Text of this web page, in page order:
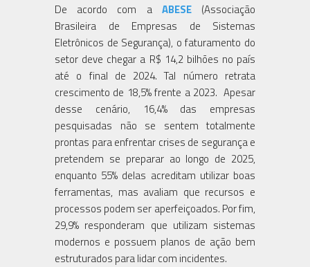
De acordo com a ABESE(Associação
Brasileira de Empresas de Sistemas
Eletrônicos de Segurança), o faturamento do
setor deve chegar a R$ 14,2 bilhões no país
até o final de 2024. Tal número retrata
crescimento de 18,5% frente a 2023. Apesar
desse cenário, 16,4% das empresas
pesquisadas não se sentem totalmente
prontas para enfrentar crises de segurança e
pretendem se preparar ao longo de 2025,
enquanto 55% delas acreditam utilizar boas
ferramentas, mas avaliam que recursos e
processos podem ser aperfeiçoados. Por fim,
29,9% responderam que utilizam sistemas
modernos e possuem planos de ação bem
estruturados para lidar com incidentes.